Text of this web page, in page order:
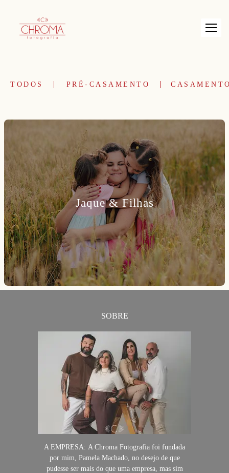
TODOS PRÉ-CASAMENTO
Jaque & Filhas
SOBRE
A EMPRESA: A Chroma Fotografia foi fundada
por mim, Pamela Machado, no desejo de que
pudesse ser mais do que uma empresa, mas sim